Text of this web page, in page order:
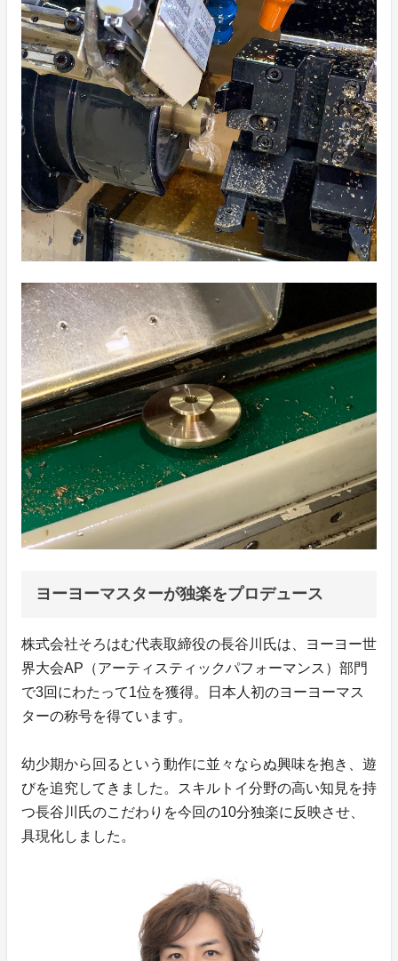
ヨーヨーマスターが独楽をプロデュース
株式会社そろはむ代表取締役の長谷川氏は、ヨーヨー世
界大会AP（アーティスティックパフォーマンス）部門
で3回にわたって1位を獲得。日本人初のヨーヨーマス
ターの称号を得ています。
幼少期から回るという動作に並々ならぬ興味を抱き、遊
びを追究してきました。スキルトイ分野の高い知見を持
つ長谷川氏のこだわりを今回の10分独楽に反映させ、
具現化しました。